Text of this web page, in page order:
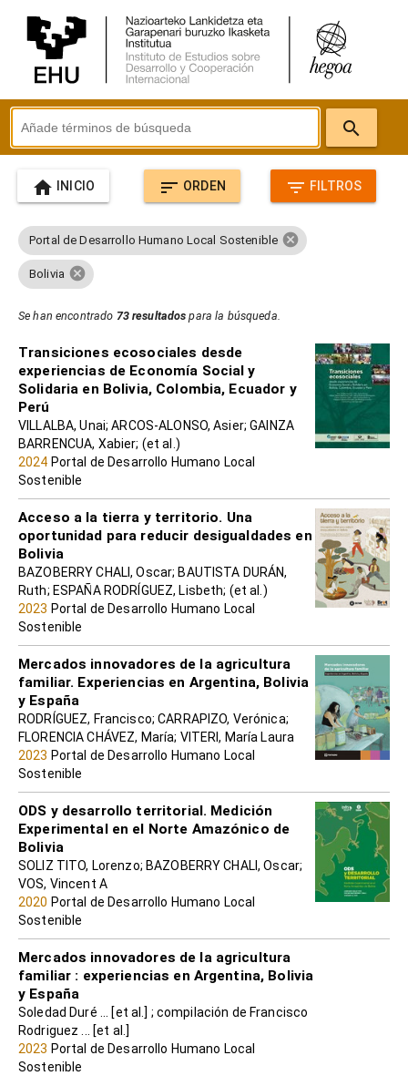
search
home INICIO sort ORDEN filter_list FILTROS
Portal de Desarrollo Humano Local Sostenible cancel
Bolivia cancel
Se han encontrado 73 resultados para la búsqueda.
Transiciones ecosociales desde
experiencias de Economía Social y
Solidaria en Bolivia, Colombia, Ecuador y
Perú
VILLALBA, Unai; ARCOS-ALONSO, Asier; GAINZA
BARRENCUA, Xabier; (et al.)
2024 Portal de Desarrollo Humano Local
Sostenible
Acceso a la tierra y territorio. Una
oportunidad para reducir desigualdades en
Bolivia
BAZOBERRY CHALI, Oscar; BAUTISTA DURÁN,
Ruth; ESPAÑA RODRÍGUEZ, Lisbeth; (et al.)
2023 Portal de Desarrollo Humano Local
Sostenible
Mercados innovadores de la agricultura
familiar. Experiencias en Argentina, Bolivia
y España
RODRÍGUEZ, Francisco; CARRAPIZO, Verónica;
FLORENCIA CHÁVEZ, María; VITERI, María Laura
2023 Portal de Desarrollo Humano Local
Sostenible
ODS y desarrollo territorial. Medición
Experimental en el Norte Amazónico de
Bolivia
SOLIZ TITO, Lorenzo; BAZOBERRY CHALI, Oscar;
VOS, Vincent A
2020 Portal de Desarrollo Humano Local
Sostenible
Mercados innovadores de la agricultura
familiar : experiencias en Argentina, Bolivia
y España
Soledad Duré ... [et al.] ; compilación de Francisco
Rodriguez ... [et al.]
2023 Portal de Desarrollo Humano Local
Sostenible